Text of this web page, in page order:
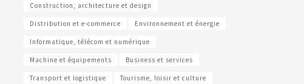
Construction, architecture et design
Distribution et e-commerce Environnement et énergie
Informatique, télécom et numérique
Machine et équipements Business et services
Transport et logistique Tourisme, loisir et culture